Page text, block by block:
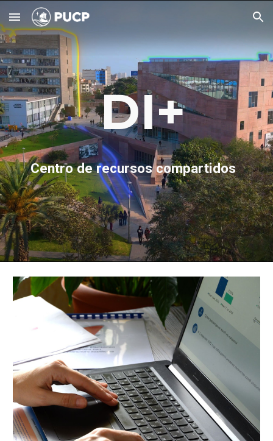
Skip to main content Skip to navigation
DI+
Centro de recursos compartidos